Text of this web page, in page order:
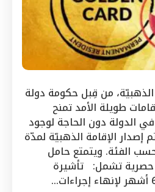
الذهبيّة، من قِبل حكومة دولة
طويلة الأمد تمنح
الدولة دون الحاجة لوجود
إصدار الإقامة الذهبيّة لمدّة
حسب الفئة. ويتمتع حامل
حصرية تشمل: تأشيرة